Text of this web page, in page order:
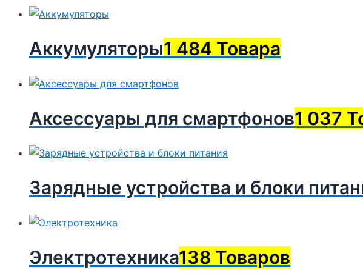
Аккумуляторы1 484 Товара
Аксессуары для смартфонов1 037
Зарядные устройства и блоки
Электротехника138 Товаров